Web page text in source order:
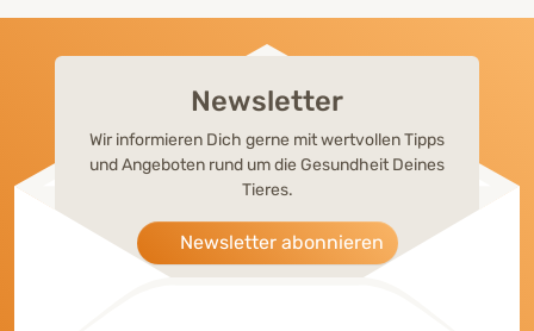
Newsletter
Wir informieren Dich gerne mit wertvollen Tipps
und Angeboten rund um die Gesundheit Deines
Tieres.
Newsletter abonnieren